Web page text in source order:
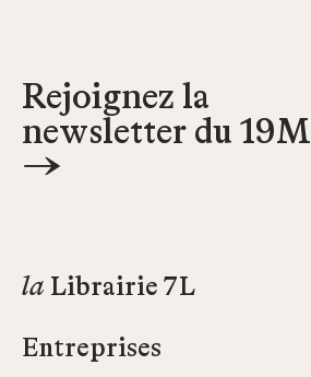
Rejoignez la
newsletter du 19M
→
la Librairie 7L
Entreprises